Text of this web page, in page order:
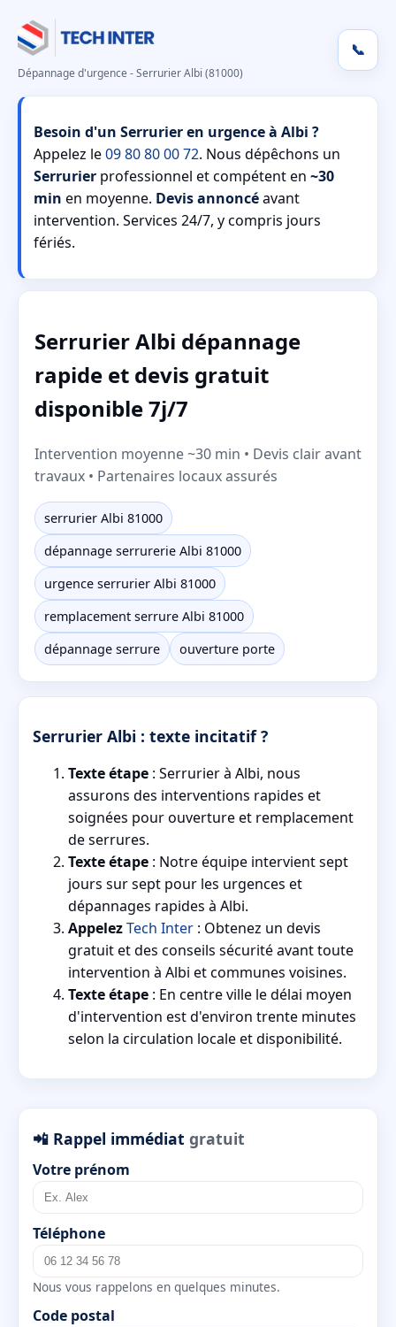
Dépannage d'urgence - Serrurier Albi (81000)
📞
Besoin d'un Serrurier en urgence à Albi ?
Appelez le09 80 80 00 72. Nous dépêchons un
Serrurier professionnel et compétent en ~30
min en moyenne. Devis annoncéavant
intervention. Services 24/7, y compris jours
fériés.
Serrurier Albi dépannage
rapide et devis gratuit
disponible 7j/7
Intervention moyenne ~30 min • Devis clair avant
travaux • Partenaires locaux assurés
serrurier Albi 81000
dépannage serrurerie Albi 81000
urgence serrurier Albi 81000
remplacement serrure Albi 81000
dépannage serrure
ouverture porte
Serrurier Albi : texte incitatif ?
Texte étape : Serrurier à Albi, nous
assurons des interventions rapides et
soignées pour ouverture et remplacement
de serrures.
Texte étape : Notre équipe intervient sept
jours sur sept pour les urgences et
dépannages rapides à Albi.
AppelezTech Inter : Obtenez un devis
gratuit et des conseils sécurité avant toute
intervention à Albi et communes voisines.
Texte étape : En centre ville le délai moyen
d'intervention est d'environ trente minutes
selon la circulation locale et disponibilité.
📲 Rappel immédiat gratuit
Votre prénom
Téléphone
Nous vous rappelons en quelques minutes.
Code postal